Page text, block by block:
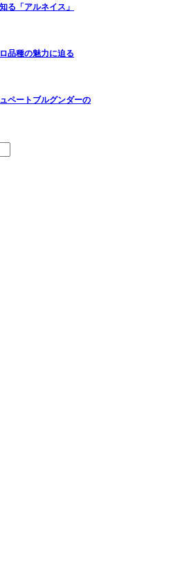
る「アルネイス」
品種の魅力に迫る
ペートブルグンダーの